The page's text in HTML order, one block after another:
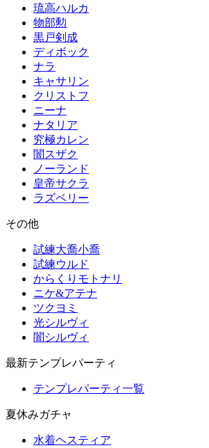
琉高ハルカ
物部勲
黒戸剣成
ディボック
ナラ
キャサリン
クリストフ
ニーナ
ナタリア
究極カレン
闇スザク
ノーランド
皇帝サクラ
ラズベリー
その他
試練大喬小喬
試練ウルド
からくりモトナリ
ニケ&アテナ
ツクヨミ
光シルヴィ
闇シルヴィ
最新テンプレパーティ
テンプレパーティ一覧
夏休みガチャ
水着ヘスティア